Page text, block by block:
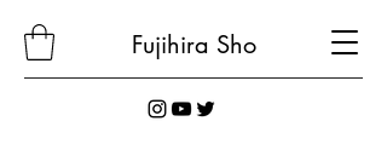
Fujihira Sho